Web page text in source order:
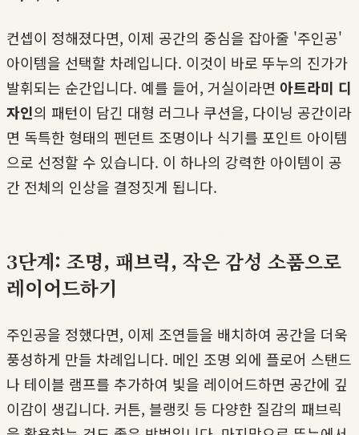
컨셉이 정해졌다면, 이제 공간의 중심을 잡아줄 '주인공'
아이템을 선택할 차례입니다. 이것이 바로 뚜누의 진가가
발휘되는 순간입니다. 예를 들어, 거실이라면 아트라미 디
자인의 패턴이 담긴 대형 러그나 쿠션을, 다이닝 공간이라
면 독특한 형태의 펜던트 조명이나 식기를 포인트 아이템
으로 선정할 수 있습니다. 이 하나의 강력한 아이템이 공
간 전체의 인상을 결정짓게 됩니다.
3단계: 조명, 패브릭, 작은 감성 소품으로
레이어드하기
주인공을 정했다면, 이제 조연들을 배치하여 공간을 더욱
풍성하게 만들 차례입니다. 메인 조명 외에 플로어 스탠드
나 테이블 램프를 추가하여 빛을 레이어드하면 공간에 깊
이감이 생깁니다. 커튼, 블랭킷 등 다양한 질감의 패브릭